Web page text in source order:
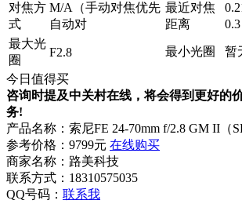
对焦方
式
M/A（手动对焦优先
自动对
最近对焦
距离
最大光
圈
F2.8 最小光圈 暂
今日值得买
咨询时提及中关村在线，将会得到更好的
务!
产品名称： 索尼FE 24-70mm f/2.8 GM II（
参考价格： 9799元 在线购买
商家名称： 路美科技
联系方式： 18310575035
QQ号码： 联系我